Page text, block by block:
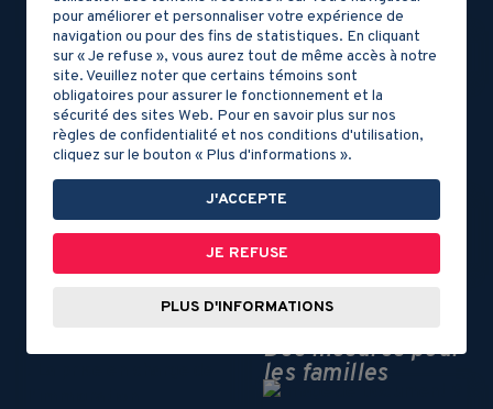
fécondité
DOCUMENT 4
L’accroissement
de la population
DOCUMENT 5
L’espérance de vie
Les immigrants au
DOCUMENT 7
Des mesures pour
les familles
pour améliorer et personnaliser votre expérience de
navigation ou pour des fins de statistiques. En cliquant
sur « Je refuse », vous aurez tout de même accès à notre
site. Veuillez noter que certains témoins sont
obligatoires pour assurer le fonctionnement et la
sécurité des sites Web. Pour en savoir plus sur nos
règles de confidentialité et nos conditions d'utilisation,
cliquez sur le bouton « Plus d'informations ».
J'ACCEPTE
JE REFUSE
PLUS D'INFORMATIONS